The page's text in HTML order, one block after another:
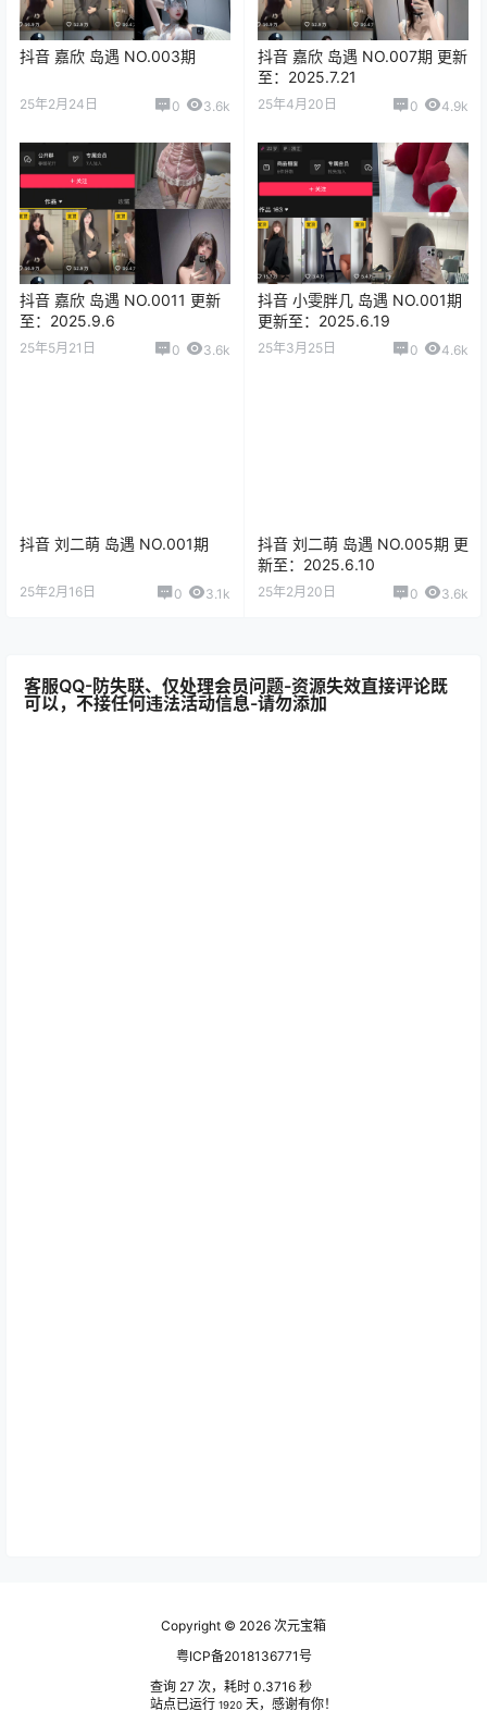
抖音 嘉欣 岛遇 NO.003期
25年2月24日 0 3.6k
抖音 嘉欣 岛遇 NO.007期 更新
至：2025.7.21
25年4月20日 0 4.9k
抖音 嘉欣 岛遇 NO.0011 更新
至：2025.9.6
25年5月21日 0 3.6k
抖音 小雯胖几 岛遇 NO.001期
更新至：2025.6.19
25年3月25日 0 4.6k
抖音 刘二萌 岛遇 NO.001期
25年2月16日 0 3.1k
抖音 刘二萌 岛遇 NO.005期 更
新至：2025.6.10
25年2月20日 0 3.6k
客服QQ-防失联、仅处理会员问题-资源失效直接评论既
可以，不接任何违法活动信息-请勿添加
Copyright © 2026 次元宝箱
粤ICP备2018136771号
查询 27 次，耗时 0.3716 秒
站点已运行 1920 天，感谢有你！